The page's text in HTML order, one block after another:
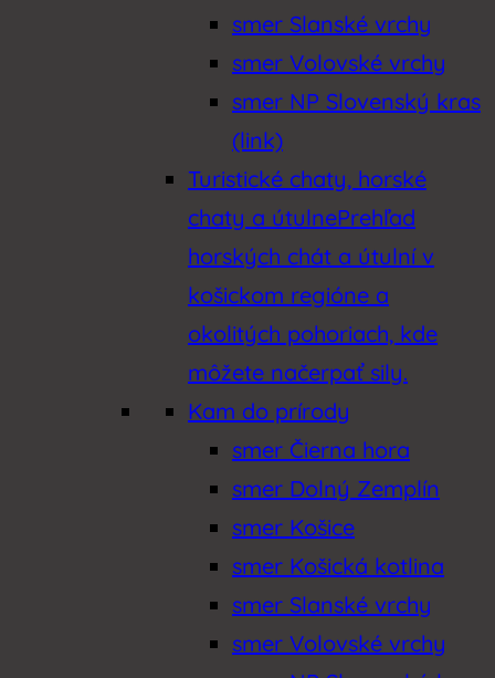
smer Slanské vrchy
smer Volovské vrchy
smer NP Slovenský kras
(link)
Turistické chaty, horské
chaty a útulnePrehľad
horských chát a útulní v
košickom regióne a
okolitých pohoriach, kde
môžete načerpať sily.
Kam do prírody
smer Čierna hora
smer Dolný Zemplín
smer Košice
smer Košická kotlina
smer Slanské vrchy
smer Volovské vrchy